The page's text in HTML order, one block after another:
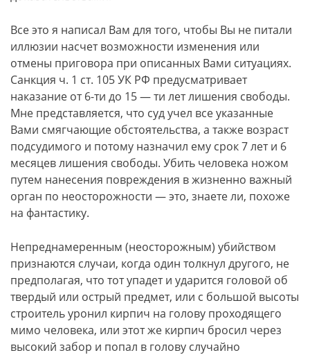
Все это я написал Вам для того, чтобы Вы не питали
иллюзии насчет возможности изменения или
отмены приговора при описанных Вами ситуациях.
Санкция ч. 1 ст. 105 УК РФ предусматривает
наказание от 6-ти до 15 — ти лет лишения свободы.
Мне представляется, что суд учел все указанные
Вами смягчающие обстоятельства, а также возраст
подсудимого и потому назначил ему срок 7 лет и 6
месяцев лишения свободы. Убить человека ножом
путем нанесения повреждения в жизненно важный
орган по неосторожности — это, знаете ли, похоже
на фантастику.
Непреднамеренным (неосторожным) убийством
признаются случаи, когда один толкнул другого, не
предполагая, что тот упадет и ударится головой об
твердый или острый предмет, или с большой высоты
строитель уронил кирпич на голову проходящего
мимо человека, или этот же кирпич бросил через
высокий забор и попал в голову случайно